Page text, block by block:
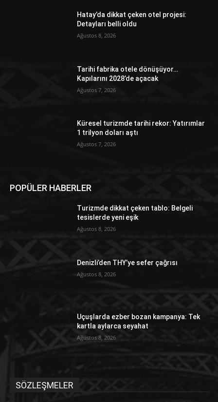
Hatay’da dikkat çeken otel projesi:
Detayları belli oldu
Ağustos 8, 2026
Tarihi fabrika otele dönüşüyor…
Kapılarını 2028’de açacak
Ağustos 7, 2026
Küresel turizmde tarihi rekor: Yatırımlar
1 trilyon doları aştı
Ağustos 7, 2026
POPÜLER HABERLER
Turizmde dikkat çeken tablo: Belgeli
tesislerde yeni eşik
Ağustos 8, 2026
Denizli’den THY’ye sefer çağrısı
Ağustos 8, 2026
Uçuşlarda ezber bozan kampanya: Tek
kartla aylarca seyahat
Ağustos 8, 2026
SÖZLEŞMELER